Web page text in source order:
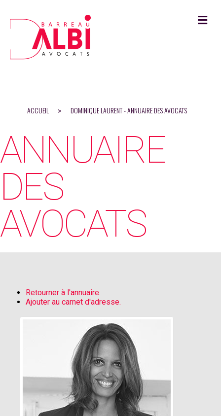
ACCUEIL > DOMINIQUE LAURENT - ANNUAIRE DES AVOCATS
ANNUAIRE
DES
AVOCATS
Retourner à l'annuaire.
Ajouter au carnet d'adresse.